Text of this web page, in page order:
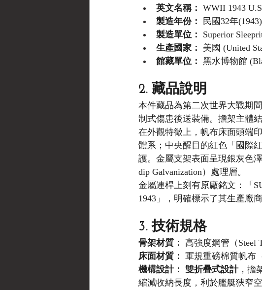
英文名稱： WWII 1943
製造年份：
民國32年
製造單位：
Superior
生產國家：
美國 (United
館藏單位： 黑水博物館
2. 藏品說明
本件藏品為第二次世界大戰期
制式傷患後送裝備。擔架主體
在外觀特徵上，帆布床面頭端
體系；中央醒目的紅色「國際
護。金屬支架表面呈現銀灰色
dip Galvanization）處理層。
金屬連桿上刻有原廠銘文：「
1943」，明確標示了其生產廠
3. 技術規格
骨架材質：
高強度鋼管（Steel
床面材質： 軍規重磅棉質帆布
機構設計： 雙折疊式設計，擔
縮減收納長度，利於艦艇狹窄空